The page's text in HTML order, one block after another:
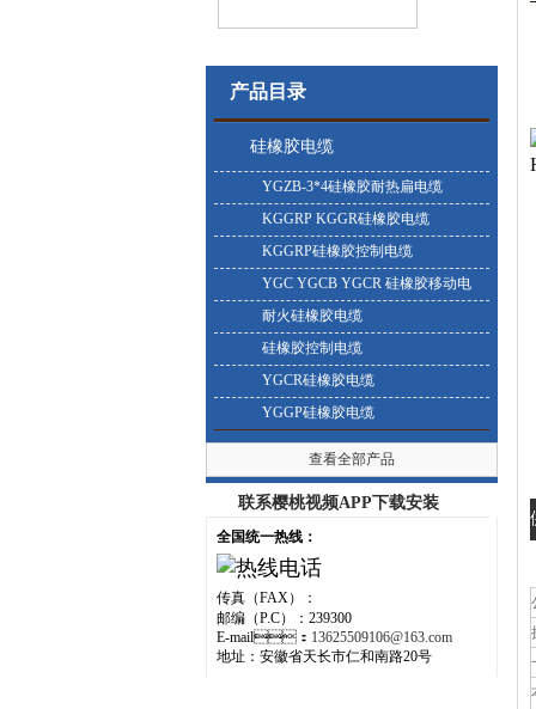
产品目录
硅橡胶电缆
YGZB-3*4硅橡胶耐热扁电缆
KGGRP KGGR硅橡胶电缆
KGGRP硅橡胶控制电缆
YGC YGCB YGCR 硅橡胶移动电
缆
耐火硅橡胶电缆
硅橡胶控制电缆
YGCR硅橡胶电缆
YGGP硅橡胶电缆
查看全部产品
联系樱桃视频APP下载安装
全国统一热线：
传真（FAX）：
邮编（P.C）：239300
E-mail： 13625509106@163.com
地址：安徽省天长市仁和南路20号